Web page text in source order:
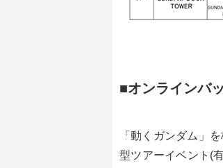
■オンラインバ
「動くガンダム」
型ツアーイベント(